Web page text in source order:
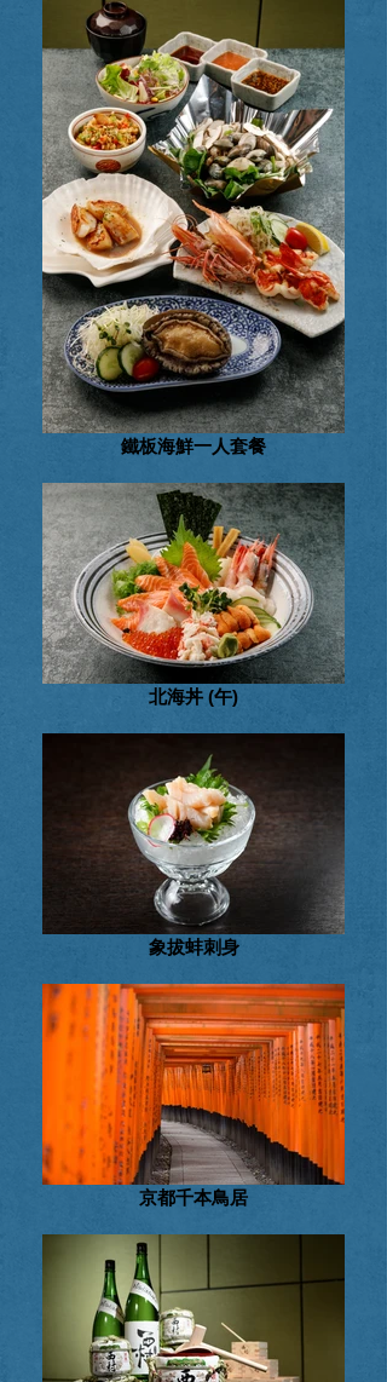
鐵板海鮮一人套餐
北海丼 (午)
象拔蚌刺身
京都千本鳥居